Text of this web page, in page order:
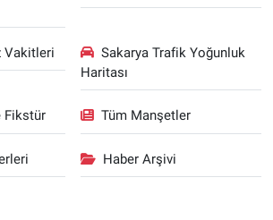
Vakitleri
Sakarya Trafik Yoğunluk
Haritası
Fikstür Tüm Manşetler
Haber Arşivi